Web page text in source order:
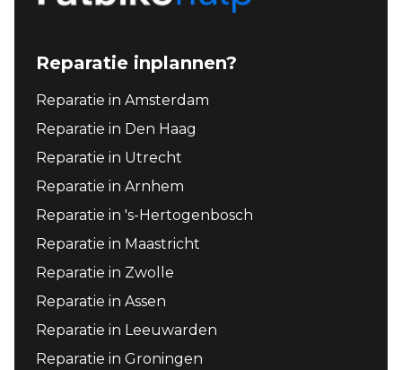
Reparatie inplannen?
Reparatie in Amsterdam
Reparatie in Den Haag
Reparatie in Utrecht
Reparatie in Arnhem
Reparatie in 's-Hertogenbosch
Reparatie in Maastricht
Reparatie in Zwolle
Reparatie in Assen
Reparatie in Leeuwarden
Reparatie in Groningen